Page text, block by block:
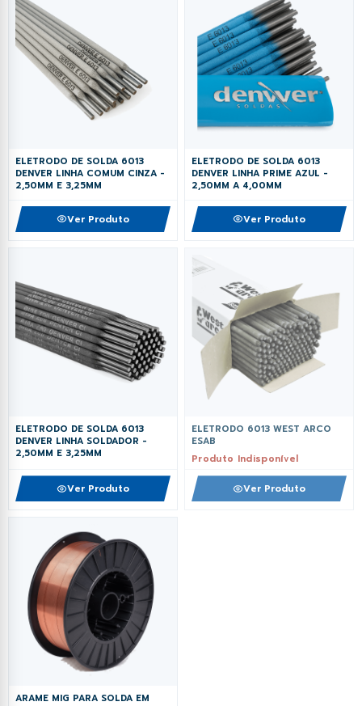
Dobrado e Perfilado
Metálicas
Industriais
Fixação e Montagem
Ponteiras
Primer e Thinner
Soldas
e Arruelas
Polido
Lambril
Perfil Cartola Portão
Tiras de aço
Trilhos de Portão e Porta
ELETRODO DE SOLDA 6013
DENVER LINHA COMUM CINZA -
2,50MM E 3,25MM
Ver Produto
ELETRODO DE SOLDA 6013
DENVER LINHA PRIME AZUL -
2,50MM A 4,00MM
Ver Produto
ELETRODO DE SOLDA 6013
DENVER LINHA SOLDADOR -
2,50MM E 3,25MM
Ver Produto
ELETRODO 6013 WEST ARCO
ESAB
Produto Indisponível
Ver Produto
ARAME MIG PARA SOLDA EM